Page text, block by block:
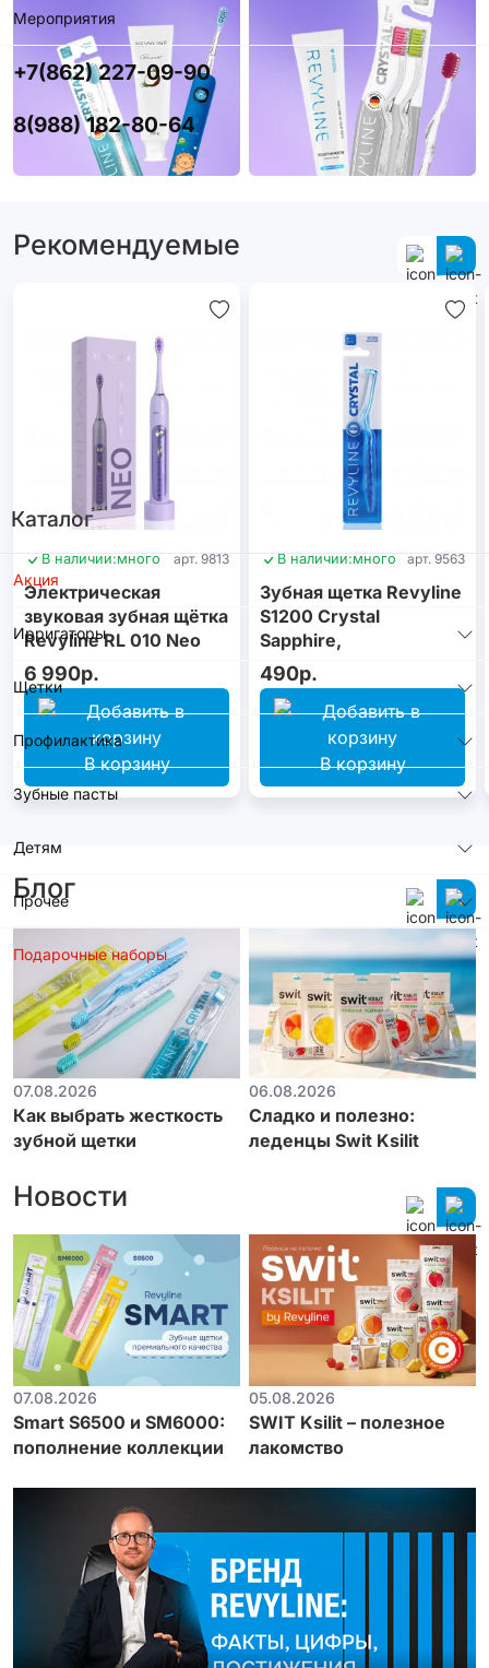
Мероприятия
+7(862) 227-09-90
8(988) 182-80-64
Каталог
Акция
Ирригаторы
Щетки
Профилактика
Зубные пасты
Детям
Прочее
Подарочные наборы
Рекомендуемые
В наличии:много арт. 9813
Электрическая
звуковая зубная щётка
Revyline RL 010 Neo
Violet
6 990р.
В корзину
В наличии:много арт. 9563
Зубная щетка Revyline
S1200 Crystal
Sapphire,
монопучковая
490р.
В корзину
Блог
07.08.2026
Как выбрать жесткость
зубной щетки
06.08.2026
Сладко и полезно:
леденцы Swit Ksilit
Новости
07.08.2026
Smart S6500 и SM6000:
пополнение коллекции
05.08.2026
SWIT Ksilit – полезное
лакомство